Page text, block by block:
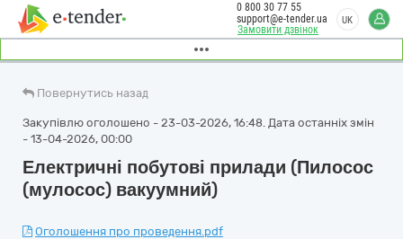
Замовити дзвінок
0 800 30 77 55
support@e-tender.ua
UK
Повернутись назад
Закупівлю оголошено - 23-03-2026, 16:48. Дата останніх змін
- 13-04-2026, 00:00
Електричні побутові прилади (Пилосос
(мулосос) вакуумний)
Оголошення про проведення.pdf